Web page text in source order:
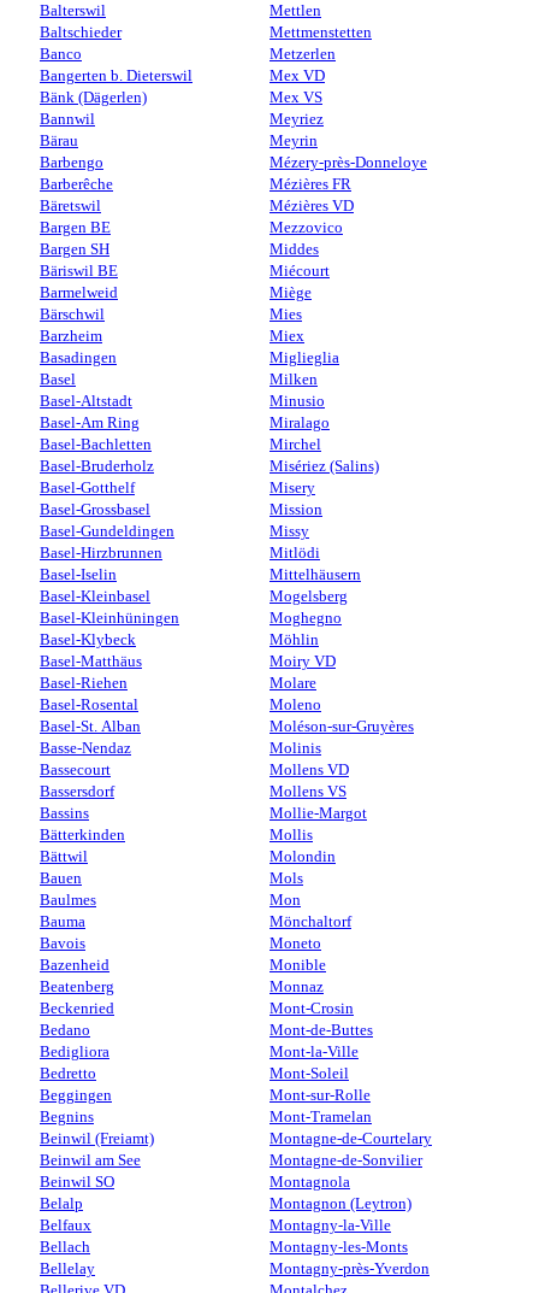
Balterswil
Baltschieder
Banco
Bangerten b. Dieterswil
Bänk (Dägerlen)
Bannwil
Bärau
Barbengo
Barberêche
Bäretswil
Bargen BE
Bargen SH
Bäriswil BE
Barmelweid
Bärschwil
Barzheim
Basadingen
Basel
Basel-Altstadt
Basel-Am Ring
Basel-Bachletten
Basel-Bruderholz
Basel-Gotthelf
Basel-Grossbasel
Basel-Gundeldingen
Basel-Hirzbrunnen
Basel-Iselin
Basel-Kleinbasel
Basel-Kleinhüningen
Basel-Klybeck
Basel-Matthäus
Basel-Riehen
Basel-Rosental
Basel-St. Alban
Basse-Nendaz
Bassecourt
Bassersdorf
Bassins
Bätterkinden
Bättwil
Bauen
Baulmes
Bauma
Bavois
Bazenheid
Beatenberg
Beckenried
Bedano
Bedigliora
Bedretto
Beggingen
Begnins
Beinwil (Freiamt)
Beinwil am See
Beinwil SO
Belalp
Belfaux
Bellach
Bellelay
Mettlen
Mettmenstetten
Metzerlen
Mex VD
Mex VS
Meyriez
Meyrin
Mézery-près-Donneloye
Mézières FR
Mézières VD
Mezzovico
Middes
Miécourt
Miège
Mies
Miex
Miglieglia
Milken
Minusio
Miralago
Mirchel
Misériez (Salins)
Misery
Mission
Missy
Mitlödi
Mittelhäusern
Mogelsberg
Moghegno
Möhlin
Moiry VD
Molare
Moleno
Moléson-sur-Gruyères
Molinis
Mollens VD
Mollens VS
Mollie-Margot
Mollis
Molondin
Mols
Mon
Mönchaltorf
Moneto
Monible
Monnaz
Mont-Crosin
Mont-de-Buttes
Mont-la-Ville
Mont-Soleil
Mont-sur-Rolle
Mont-Tramelan
Montagne-de-Courtelary
Montagne-de-Sonvilier
Montagnola
Montagnon (Leytron)
Montagny-la-Ville
Montagny-les-Monts
Montagny-près-Yverdon